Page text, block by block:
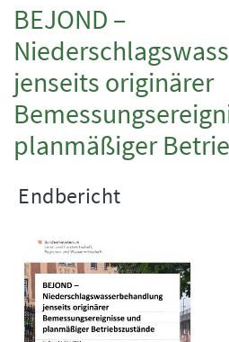
BEJOND –
jenseits originärer
planmäßiger
Endbericht